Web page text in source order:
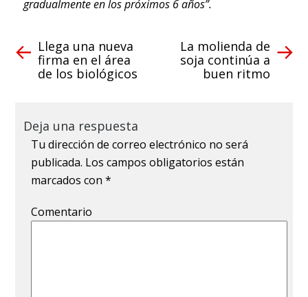
gradualmente en los próximos 6 años”.
Llega una nueva
firma en el área
de los biológicos
La molienda de
soja continúa a
buen ritmo
Deja una respuesta
Tu dirección de correo electrónico no será
publicada. Los campos obligatorios están
marcados con*
Comentario